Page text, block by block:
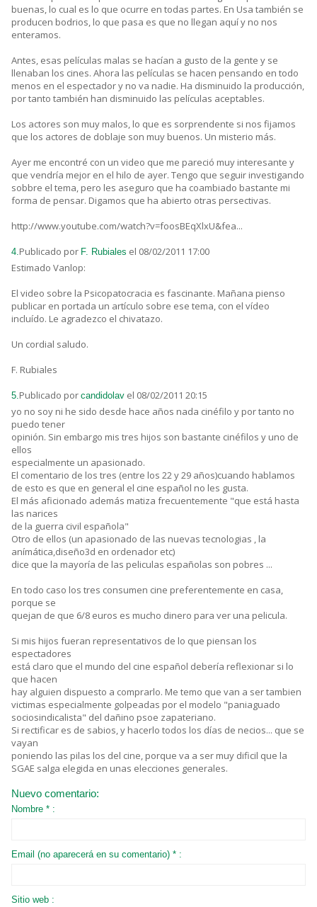
buenas, lo cual es lo que ocurre en todas partes. En Usa también se
producen bodrios, lo que pasa es que no llegan aquí y no nos
enteramos.
Antes, esas películas malas se hacían a gusto de la gente y se
llenaban los cines. Ahora las películas se hacen pensando en todo
menos en el espectador y no va nadie. Ha disminuido la producción,
por tanto también han disminuido las películas aceptables.
Los actores son muy malos, lo que es sorprendente si nos fijamos
que los actores de doblaje son muy buenos. Un misterio más.
Ayer me encontré con un video que me pareció muy interesante y
que vendría mejor en el hilo de ayer. Tengo que seguir investigando
sobbre el tema, pero les aseguro que ha coambiado bastante mi
forma de pensar. Digamos que ha abierto otras persectivas.
http://www.youtube.com/watch?v=foosBEqXlxU&fea...
4.Publicado por F. Rubiales el 08/02/2011 17:00
Estimado Vanlop:
El video sobre la Psicopatocracia es fascinante. Mañana pienso
publicar en portada un artículo sobre ese tema, con el vídeo
incluído. Le agradezco el chivatazo.
Un cordial saludo.
F. Rubiales
5.Publicado por candidolav el 08/02/2011 20:15
yo no soy ni he sido desde hace años nada cinéfilo y por tanto no
puedo tener
opinión. Sin embargo mis tres hijos son bastante cinéfilos y uno de
ellos
especialmente un apasionado.
El comentario de los tres (entre los 22 y 29 años)cuando hablamos
de esto es que en general el cine español no les gusta.
El más aficionado además matiza frecuentemente "que está hasta
las narices
de la guerra civil española"
Otro de ellos (un apasionado de las nuevas tecnologias , la
anímática,diseño3d en ordenador etc)
dice que la mayoría de las peliculas españolas son pobres ...
En todo caso los tres consumen cine preferentemente en casa,
porque se
quejan de que 6/8 euros es mucho dinero para ver una pelicula.
Si mis hijos fueran representativos de lo que piensan los
espectadores
está claro que el mundo del cine español debería reflexionar si lo
que hacen
hay alguien dispuesto a comprarlo. Me temo que van a ser tambien
victimas especialmente golpeadas por el modelo "paniaguado
sociosindicalista" del dañino psoe zapateriano.
Si rectificar es de sabios, y hacerlo todos los días de necios... que se
vayan
poniendo las pilas los del cine, porque va a ser muy dificil que la
SGAE salga elegida en unas elecciones generales.
Nuevo comentario:
Nombre * :
Email (no aparecerá en su comentario) * :
Sitio web :